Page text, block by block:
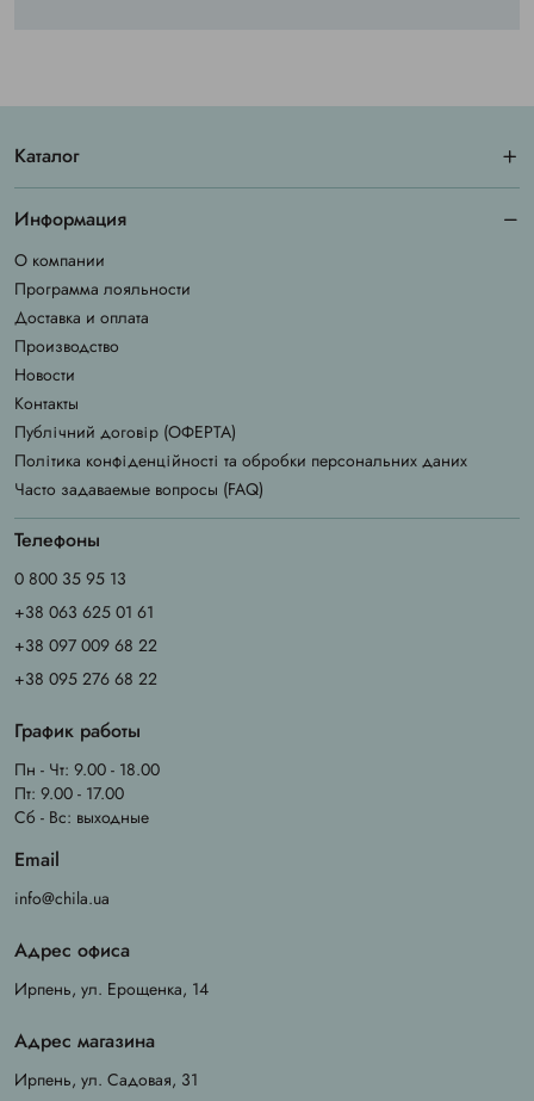
Каталог
Информация
О компании
Программа лояльности
Доставка и оплата
Производство
Новости
Контакты
Публічний договір (ОФЕРТА)
Політика конфіденційності та обробки персональних даних
Часто задаваемые вопросы (FAQ)
Телефоны
0 800 35 95 13
+38 063 625 01 61
+38 097 009 68 22
+38 095 276 68 22
График работы
Пн - Чт: 9.00 - 18.00
Пт: 9.00 - 17.00
Сб - Вс: выходные
Email
info@chila.ua
Адрес офиса
Ирпень, ул. Ерощенка, 14
Адрес магазина
Ирпень, ул. Садовая, 31